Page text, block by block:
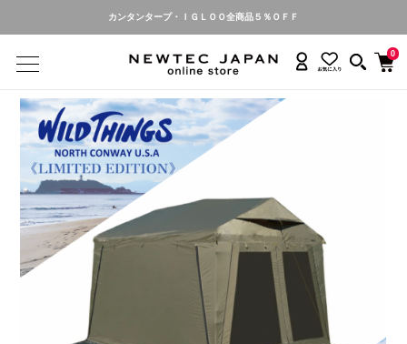
カンタンタープ・ＩＧＬＯＯ全商品５％ＯＦＦ
0